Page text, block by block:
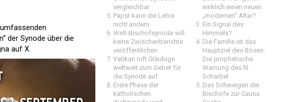
der Synode über die
auf X.
vergleichbar
Papst kann die Lehre
nicht ändern
Welt-Bischofsynode will
keine Zwischenberichte
veröffentlichen
Vatikan ruft Gläubige
weltweit zum Gebet für
die Synode auf
Erste Phase der
katholischen
wirklich einen neuen
„modernen“ Altar?
Ein Signal des
Himmels?
Die Familie ist das
Hauptziel des Bösen:
Die prophetische
Warnung des hl.
Scharbel
Das Schweigen der
Bischöfe zur Causa